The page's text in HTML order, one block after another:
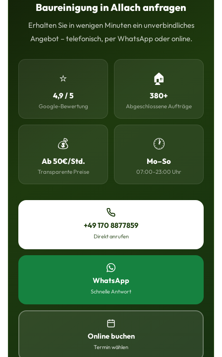
Baureinigung in Allach anfragen
Erhalten Sie in wenigen Minuten ein unverbindliches
Angebot – telefonisch, per WhatsApp oder online.
⭐
4,9 / 5
Google-Bewertung
🏠
380+
Abgeschlossene Aufträge
💰
Ab 50€/Std.
Transparente Preise
🕐
Mo–So
07:00–23:00 Uhr
+49 170 8877859
Direkt anrufen
WhatsApp
Schnelle Antwort
Online buchen
Termin wählen